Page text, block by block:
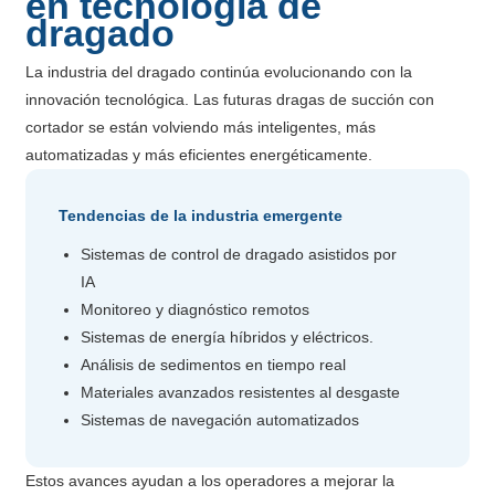
dragado
La industria del dragado continúa evolucionando con la
innovación tecnológica. Las futuras dragas de succión con
cortador se están volviendo más inteligentes, más
automatizadas y más eficientes energéticamente.
Tendencias de la industria emergente
Sistemas de control de dragado asistidos por
IA
Monitoreo y diagnóstico remotos
Sistemas de energía híbridos y eléctricos.
Análisis de sedimentos en tiempo real
Materiales avanzados resistentes al desgaste
Sistemas de navegación automatizados
Estos avances ayudan a los operadores a mejorar la